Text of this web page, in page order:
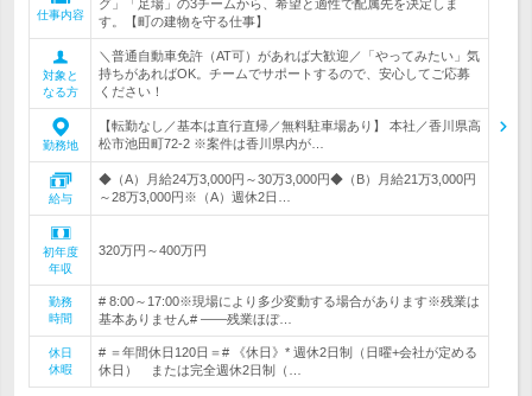
仕事内容
グ」「足場」の3チームから、希望と適性で配属先を決定しま
す。【町の建物を守る仕事】
対象と
なる方
＼普通自動車免許（AT可）があれば大歓迎／「やってみたい」気
持ちがあればOK。チームでサポートするので、安心してご応募
ください！
勤務地
【転勤なし／基本は直行直帰／無料駐車場あり】 本社／香川県高
松市池田町72-2 ※案件は香川県内が…
給与
◆（A）月給24万3,000円～30万3,000円◆（B）月給21万3,000円
～28万3,000円※（A）週休2日…
初年度
年収
320万円～400万円
勤務
時間
# 8:00～17:00※現場により多少変動する場合があります※残業は
基本ありません# ――残業ほぼ…
休日
休暇
# ＝年間休日120日＝# 《休日》* 週休2日制（日曜+会社が定める
休日） または完全週休2日制（…